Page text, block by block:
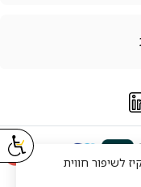
לשיפור חווית